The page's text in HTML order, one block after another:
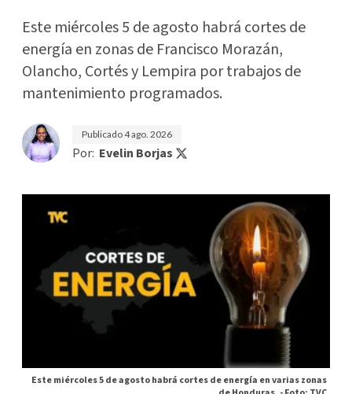
Este miércoles 5 de agosto habrá cortes de
energía en zonas de Francisco Morazán,
Olancho, Cortés y Lempira por trabajos de
mantenimiento programados.
Publicado4 ago. 2026
Por: Evelin Borjas
Este miércoles 5 de agosto habrá cortes de energía en varias zonas